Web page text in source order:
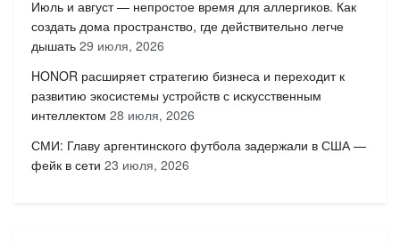
Июль и август — непростое время для аллергиков. Как
создать дома пространство, где действительно легче
дышать 29 июля, 2026
HONOR расширяет стратегию бизнеса и переходит к
развитию экосистемы устройств с искусственным
интеллектом 28 июля, 2026
СМИ: Главу аргентинского футбола задержали в США —
фейк в сети 23 июля, 2026